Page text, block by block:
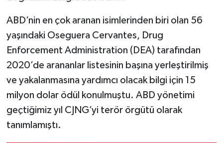
ABD’nin en çok aranan isimlerinden biri olan 56
yaşındaki Oseguera Cervantes, Drug
Enforcement Administration (DEA) tarafından
2020’de arananlar listesinin başına yerleştirilmiş
ve yakalanmasına yardımcı olacak bilgi için 15
milyon dolar ödül konulmuştu. ABD yönetimi
geçtiğimiz yıl CJNG’yi terör örgütü olarak
tanımlamıştı.